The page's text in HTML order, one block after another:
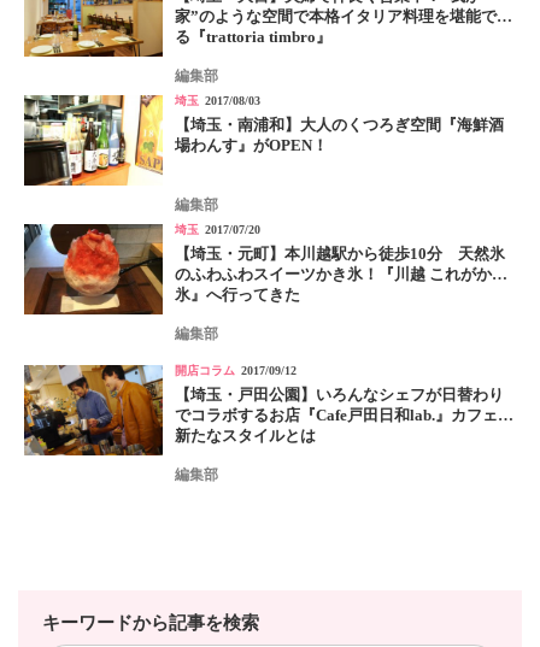
家”のような空間で本格イタリア料理を堪能でき
る『trattoria timbro』
編集部
埼玉 2017/08/03
【埼玉・南浦和】大人のくつろぎ空間『海鮮酒
場わんす』がOPEN！
編集部
埼玉 2017/07/20
【埼玉・元町】本川越駅から徒歩10分 天然氷
のふわふわスイーツかき氷！『川越 これがかき
氷』へ行ってきた
編集部
開店コラム 2017/09/12
【埼玉・戸田公園】いろんなシェフが日替わり
でコラボするお店『Cafe戸田日和lab.』カフェの
新たなスタイルとは
編集部
キーワードから記事を検索